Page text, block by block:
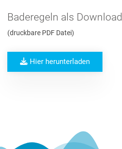
Baderegeln als Download
(druckbare PDF Datei)
Hier herunterladen